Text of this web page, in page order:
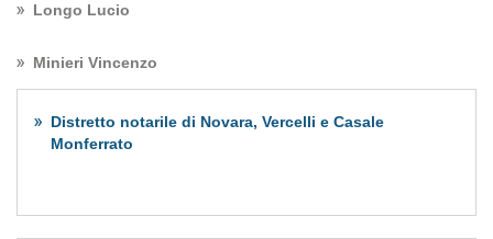
Longo Lucio
Minieri Vincenzo
Distretto notarile di Novara, Vercelli e Casale
Monferrato